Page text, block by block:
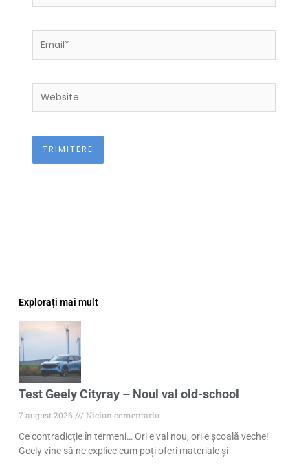
Email*
Website
Explorați mai mult
Test Geely Cityray – Noul val old-school
7 august 2026
Niciun comentariu
Ce contradicție în termeni… Ori e val nou, ori e școală veche!
Geely vine să ne explice cum poți oferi materiale și